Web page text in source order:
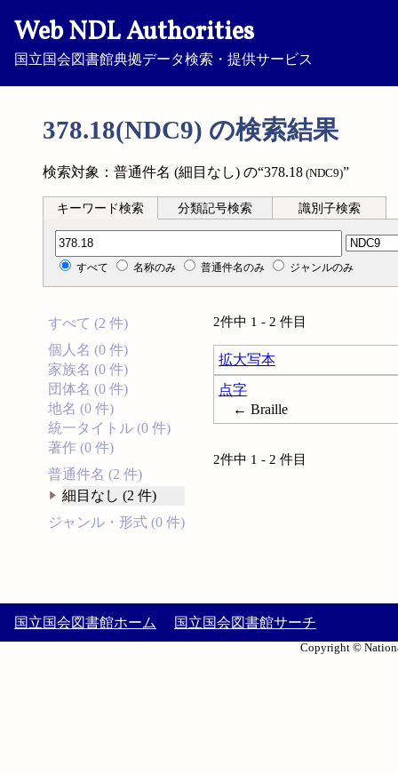
Web NDL Authorities
国立国会図書館典拠データ検索・提供サービス
378.18(NDC9) の検索結果
検索対象：普通件名 (細目なし) の“378.18 (NDC9)”
キーワード検索 分類記号検索 識別子検索
分類記号検索
すべて 名称のみ 普通件名のみ ジャンルのみ
すべて (2 件)
個人名 (0 件)
家族名 (0 件)
団体名 (0 件)
地名 (0 件)
統一タイトル (0 件)
著作 (0 件)
普通件名 (2 件)
細目なし (2 件)
ジャンル・形式 (0 件)
2件中 1 - 2 件目
拡大写本
点字
← Braille
2件中 1 - 2 件目
国立国会図書館ホーム 国立国会図書館サーチ
Copyright ©